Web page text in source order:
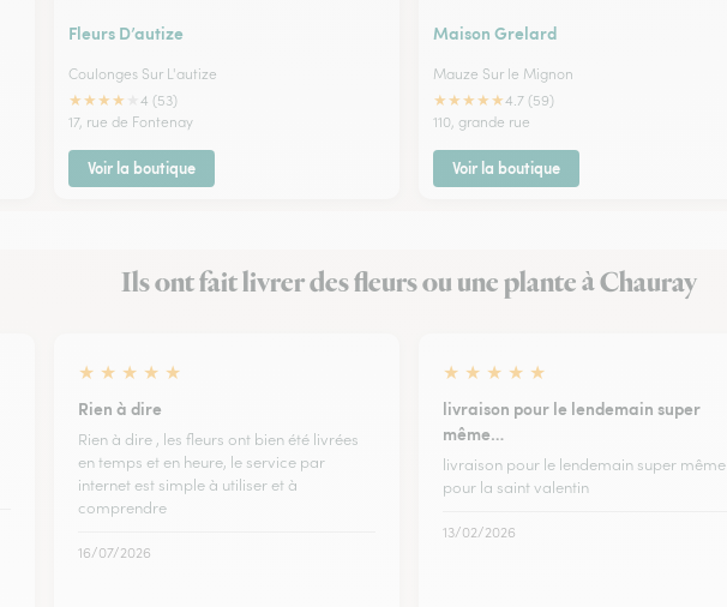
Fleurs D’autize
Coulonges Sur L'autize
★★★★
4 (53)
17, rue de Fontenay
Voir la boutique
Maison Grelard
Mauze Sur le Mignon
★★★★★4.7 (59)
110, grande rue
Voir la boutique
Ils ont fait livrer des fleurs ou une plante à Chauray
★ ★ ★ ★ ★
Rien à dire
Rien à dire , les fleurs ont bien été livrées
en temps et en heure, le service par
internet est simple à utiliser et à
comprendre
16/07/2026
★ ★ ★ ★ ★
livraison pour le lendemain super
même…
livraison pour le lendemain super même
pour la saint valentin
13/02/2026